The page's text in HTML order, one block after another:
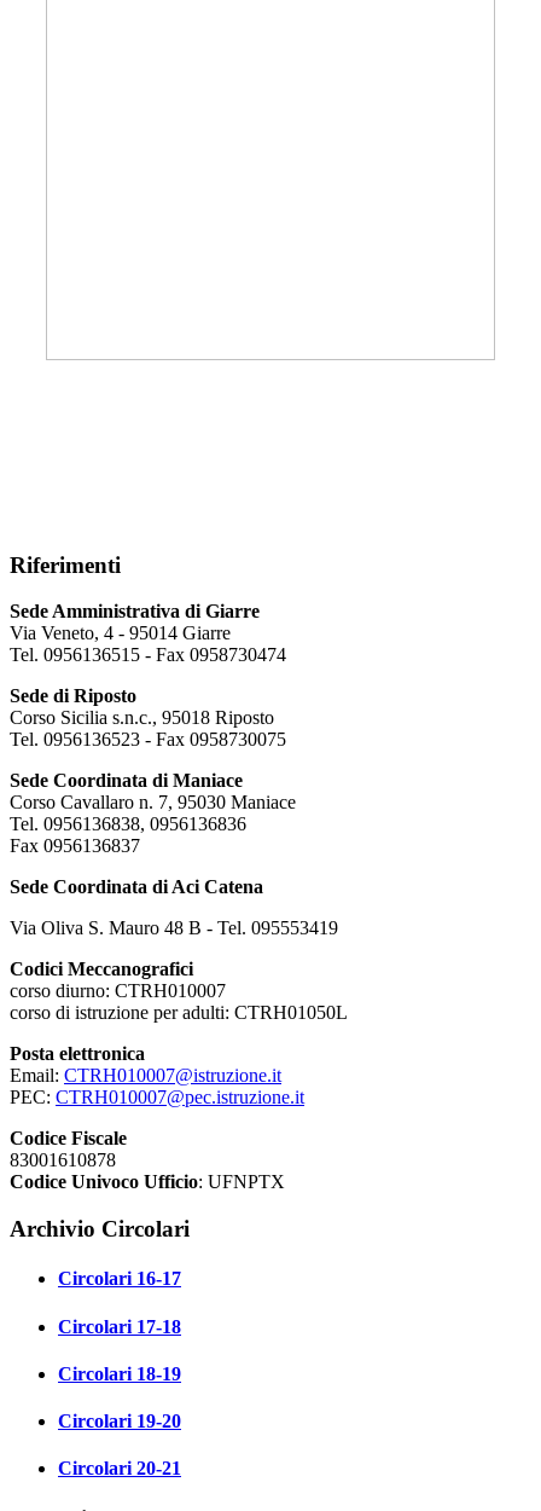
Riferimenti
Sede Amministrativa di Giarre
Via Veneto, 4 - 95014 Giarre
Tel. 0956136515 - Fax 0958730474
Sede di Riposto
Corso Sicilia s.n.c., 95018 Riposto
Tel. 0956136523 - Fax 0958730075
Sede Coordinata di Maniace
Corso Cavallaro n. 7, 95030 Maniace
Tel. 0956136838, 0956136836
Fax 0956136837
Sede Coordinata di Aci Catena
Via Oliva S. Mauro 48 B - Tel. 095553419
Codici Meccanografici
corso diurno: CTRH010007
corso di istruzione per adulti: CTRH01050L
Posta elettronica
Email: CTRH010007@istruzione.it
PEC: CTRH010007@pec.istruzione.it
Codice Fiscale
83001610878
Codice Univoco Ufficio: UFNPTX
Archivio Circolari
Circolari 16-17
Circolari 17-18
Circolari 18-19
Circolari 19-20
Circolari 20-21